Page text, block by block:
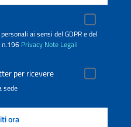
ai sensi del GDPR e del
n.196 Privacy Note Legali
per ricevere
sede